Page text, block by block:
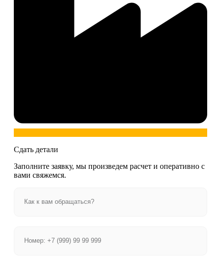
Сдать детали
Заполните заявку, мы произведем расчет и оперативно с
вами свяжемся.